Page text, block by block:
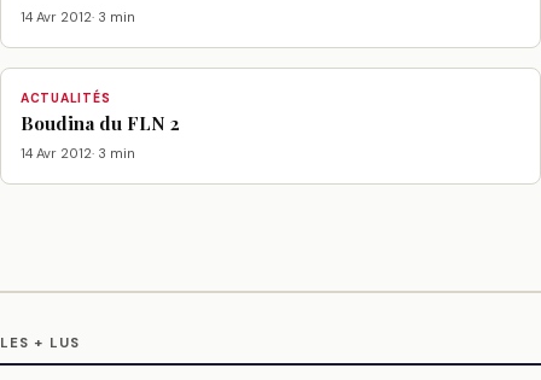
14 Avr 2012· 3 min
ACTUALITÉS
Boudina du FLN 2
14 Avr 2012· 3 min
LES + LUS